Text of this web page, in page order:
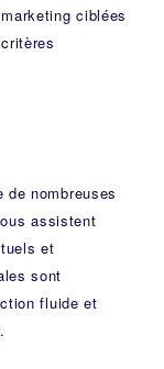
ciblées
de nombreuses
assistent
et
sont
fluide et